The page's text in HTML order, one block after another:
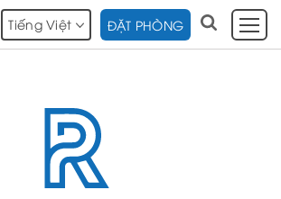
Tiếng Việt ĐẶT PHÒNG